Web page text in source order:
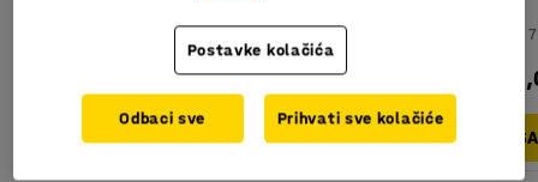
bez PDV
U KOŠARICU
920,00 KM
bez PDV
U KOŠARICU U
Postavke kolačića
Odbaci sve Prihvati sve kolačiće